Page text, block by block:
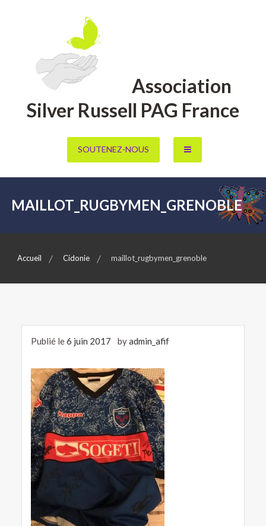
Association
Silver Russell PAG France
SOUTENEZ-NOUS
MAILLOT_RUGBYMEN_GRENOBLE
Accueil Cidonie maillot_rugbymen_grenoble
Publié le6 juin 2017 byadmin_afif